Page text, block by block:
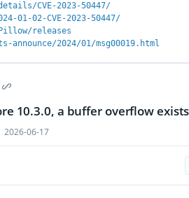
CVE-2023-50447/
01-02-CVE-2023-50447/
releases
2024/01/msg00019.html
10.3.0, a buffer overflow
2026-06-17